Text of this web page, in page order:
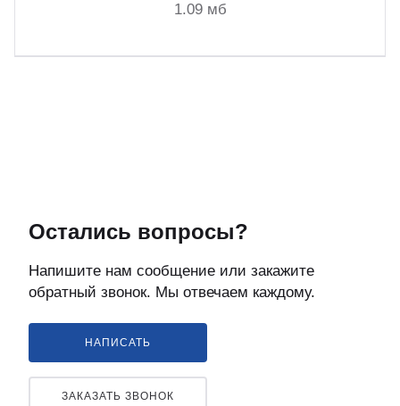
1.09 мб
Остались вопросы?
Напишите нам сообщение или закажите
обратный звонок. Мы отвечаем каждому.
НАПИСАТЬ
ЗАКАЗАТЬ ЗВОНОК